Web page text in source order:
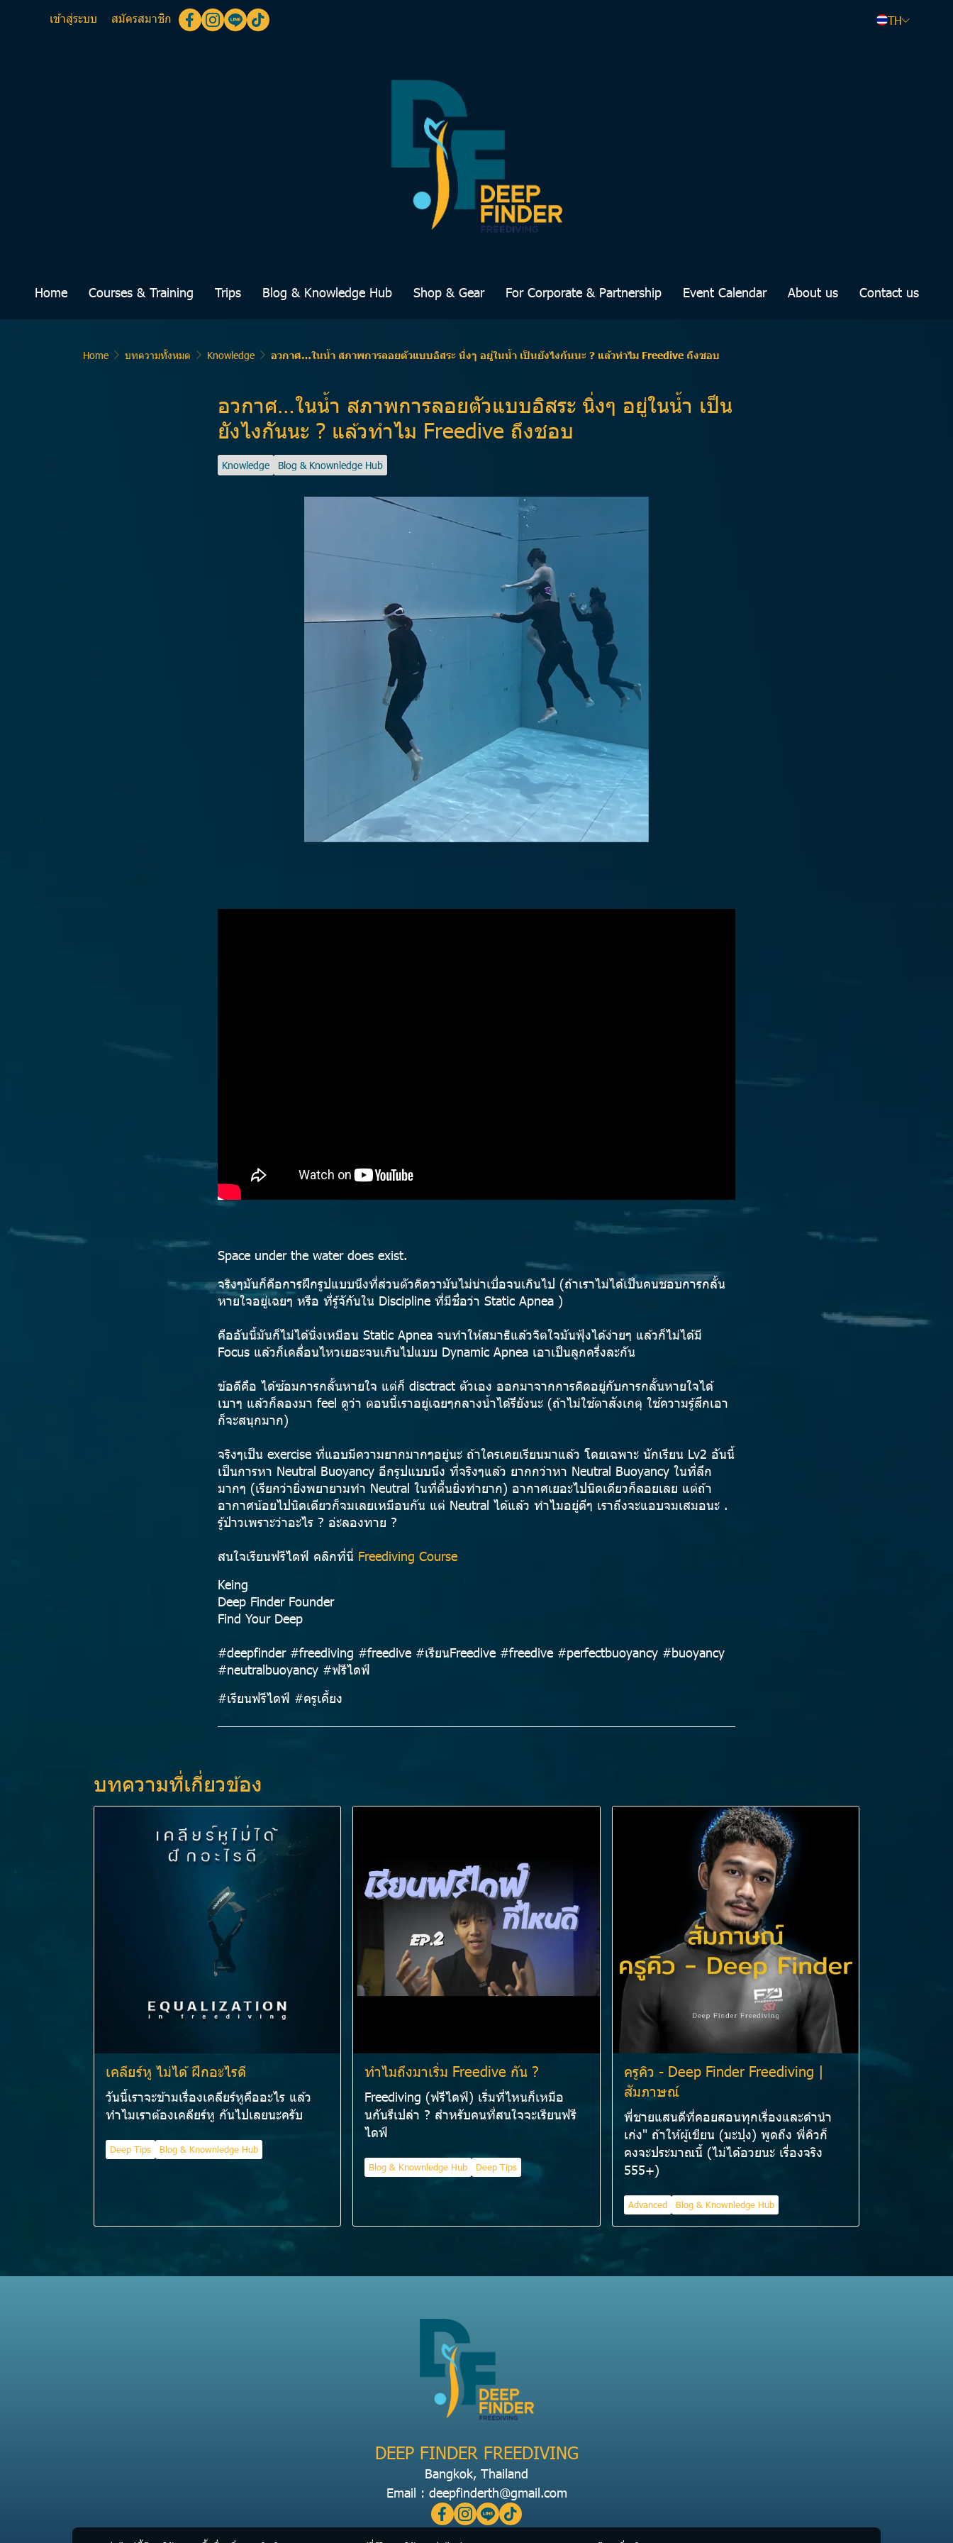
เข้าสู่ระบบ สมัครสมาชิก TH
Home Courses & Training Trips Blog & Knowledge Hub Shop & Gear For Corporate & Partnership Event Calendar About us Contact us
Home บทความทั้งหมด Knowledge อวกาศ…ในน้ำ สภาพการลอยตัวแบบอิสระ นิ่งๆ อยู่ในน้ำ เป็นยังไงกันนะ ? แล้วทำไม Freedive ถึงชอบ
อวกาศ…ในน้ำ สภาพการลอยตัวแบบอิสระ นิ่งๆ อยู่ในน้ำ เป็น
ยังไงกันนะ ? แล้วทำไม Freedive ถึงชอบ
Knowledge Blog & Knownledge Hub
Space under the water does exist.
จริงๆมันก็คือการฝึกรูปแบบนึงที่ส่วนตัวคิดวามันไม่น่าเบื่อจนเกินไป (ถ้าเราไม่ได้เป็นคนชอบการกลั้น
หายใจอยู่เฉยๆ หรือ ที่รู้จักันใน Discipline ที่มีชื่อว่า Static Apnea )
คืออันนี้มันก็ไม่ได้นิ่งเหมือน Static Apnea จนทำให้สมาธิแล้วจิตใจมันฟุ้งได้ง่ายๆ แล้วก็ไม่ได้มี
Focus แล้วก็เคลื่อนไหวเยอะจนเกินไปแบบ Dynamic Apnea เอาเป็นลูกครึ่งละกัน
ข้อดีคือ ได้ซ้อมการกลั้นหายใจ แต่ก็ disctract ตัวเอง ออกมาจากการคิดอยู่กับการกลั้นหายใจได้
เบาๆ แล้วก็ลองมา feel ดูว่า ตอนนี้เราอยู่เฉยๆกลางน้ำได้รึยังนะ (ถ้าไม่ใช้ตาสังเกตุ ใช้ความรู้สึกเอา
ก็จะสนุกมาก)
จริงๆเป็น exercise ที่แอบมีความยากมากๆอยู่นะ ถ้าใครเคยเรียนมาแล้ว โดยเฉพาะ นักเรียน Lv2 อันนี้
เป็นการหา Neutral Buoyancy อีกรูปแบบนึง ที่จริงๆแล้ว ยากกว่าหา Neutral Buoyancy ในที่ลึก
มากๆ (เรียกว่ายิ่งพยายามทำ Neutral ในที่ตื้นยิ่งทำยาก) อากาศเยอะไปนิดเดียวก็ลอยเลย แต่ถ้า
อากาศน้อยไปนิดเดียวก็จมเลยเหมือนกัน แต่ Neutral ได้แล้ว ทำไมอยู่ดีๆ เราถึงจะแอบจมเสมอนะ .
รู้ป่าวเพราะว่าอะไร ? อ่ะลองทาย ?
สนใจเรียนฟรีไดฟ์ คลิกที่นี่ Freediving Course
Keing
Deep Finder Founder
Find Your Deep
#deepfinder #freediving #freedive #เรียนFreedive #freedive #perfectbuoyancy #buoyancy
#neutralbuoyancy #ฟรีไดฟ์
#เรียนฟรีไดฟ์ #ครูเคี้ยง
บทความที่เกี่ยวข้อง
เคลียร์หู ไม่ได้ ฝึกอะไรดี
วันนี้เราจะข้ามเรื่องเคลียร์หูคืออะไร แล้ว
ทำไมเราต้องเคลียร์หู กันไปเลยนะครับ
Deep Tips Blog & Knownledge Hub
ทำไมถึงมาเริ่ม Freedive กัน ?
Freediving (ฟรีไดฟ์) เริ่มที่ไหนก็เหมือ
นกันรึเปล่า ? สำหรับคนที่สนใจจะเรียนฟรี
ไดฟ์
Blog & Knownledge Hub Deep Tips
ครูคิว - Deep Finder Freediving |
สัมภาษณ์
พี่ชายแสนดีที่คอยสอนทุกเรื่องและดำนำ
เก่ง" ถ้าให้ผู้เขียน (มะปุง) พูดถึง พี่คิวก็
คงจะประมาณนี้ (ไม่ได้อวยนะ เรื่องจริง
555+)
Advanced Blog & Knownledge Hub
DEEP FINDER FREEDIVING
Bangkok, Thailand
Email : deepfinderth@gmail.com